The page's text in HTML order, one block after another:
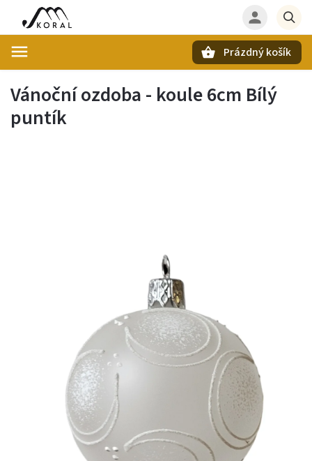
Prázdný košík
Vánoční ozdoba - koule 6cm Bílý
puntík